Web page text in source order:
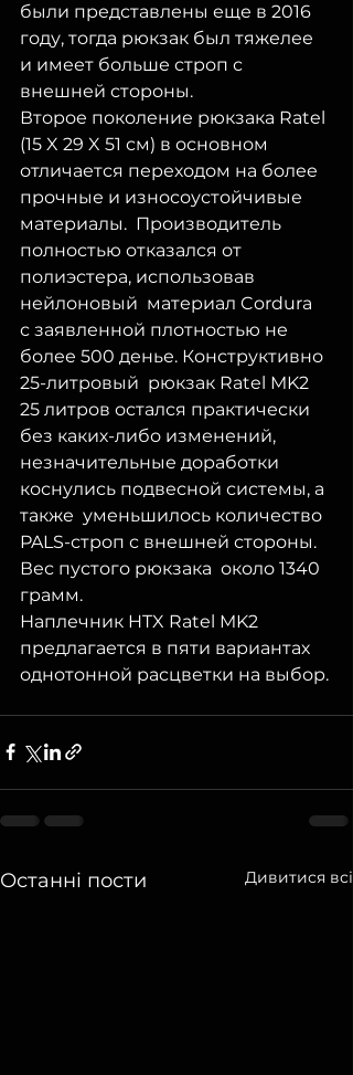
были представлены еще в 2016
году, тогда рюкзак был тяжелее
и имеет больше строп с
внешней стороны.
Второе поколение рюкзака Ratel
(15 X 29 X 51 см) в основном
отличается переходом на более
прочные и износоустойчивые
материалы.  Производитель
полностью отказался от
полиэстера, использовав
нейлоновый  материал Cordura
с заявленной плотностью не
более 500 денье. Конструктивно
25-литровый  рюкзак Ratel MK2
25 литров остался практически
без каких-либо изменений,
незначительные доработки
коснулись подвесной системы, а
также  уменьшилось количество
PALS-строп с внешней стороны.
Вес пустого рюкзака  около 1340
грамм.
Наплечник HTX Ratel MK2
предлагается в пяти вариантах
однотонной расцветки на выбор.
Останні пости Дивитися всі